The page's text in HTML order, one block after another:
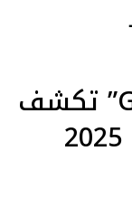
“Giorgio Armani Mare” تكشف